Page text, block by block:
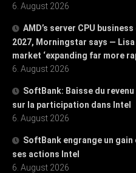
6. August 2026
AMD’s server CPU
2027, Morningstar says —
market ‘expanding far more
6. August 2026
SoftBank: Baisse du
sur la participation dans Intel
6. August 2026
SoftBank engrange un gain
ses actions Intel
6. August 2026